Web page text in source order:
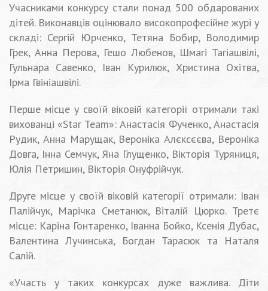
Учасниками конкурсу стали понад 500 обдарованих
дітей. Виконавців оцінювало високопрофесійне журі у
складі: Сергій Юрченко, Тетяна Бобир, Володимир
Грек, Анна Перова, Гешо Любенов, Шмагі Тагіашвілі,
Гульнара Савенко, Іван Курилюк, Христина Охітва,
Ірма Гвініашвілі.
Перше місце у своїй віковій категорії отримали такі
вихованці «Star Team»: Анастасія Фученко, Анастасія
Рудик, Анна Марущак, Вероніка Алєксєєва, Вероніка
Довга, Інна Семчук, Яна Глущенко, Вікторія Туряниця,
Юлія Петришин, Вікторія Онуфрійчук.
Друге місце у своїй віковій категорії отримали: Іван
Палійчук, Марічка Сметанюк, Віталій Цюрко. Третє
місце: Каріна Гонтаренко, Іванна Бойко, Ксенія Дубас,
Валентина Лучинська, Богдан Тарасюк та Наталя
Салій.
«Участь у таких конкурсах дуже важлива. Діти